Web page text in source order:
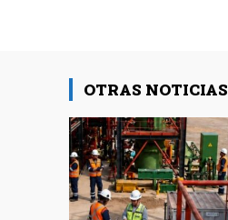
OTRAS NOTICIAS